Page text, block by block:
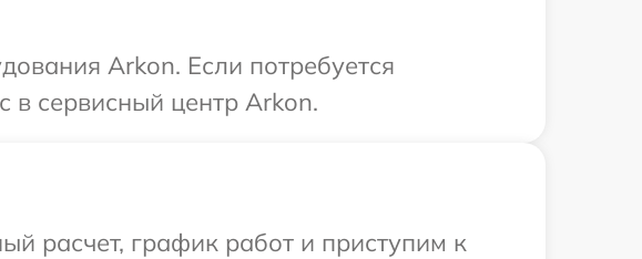
Arkon. Если потребуется
в сервисный центр Arkon.
расчет, график работ и приступим к